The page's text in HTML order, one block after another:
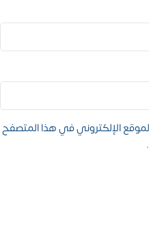
الإلكتروني في هذا المتصفح